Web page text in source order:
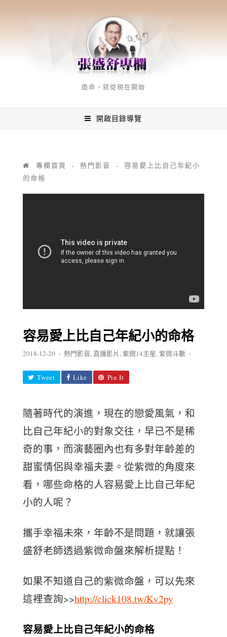
造命，就從現在開始
開啟目錄導覽
專欄首頁 ♦ 熱門影音 ♦
容易愛上比自己年紀小
的命格
容易愛上比自己年紀小的命格
2018-12-20 ♦ 熱門影音, 直播影片 ,紫微14主星,紫微斗數 ♦
Tweet Like Pin It
隨著時代的演進，現在的戀愛風氣，和
比自己年紀小的對象交往，早已不是稀
奇的事，而演藝圈內也有多對年齡差的
甜蜜情侶與幸福夫妻。從紫微的角度來
看，哪些命格的人容易愛上比自己年紀
小的人呢？
攜手幸福未來，年齡不是問題，就讓張
盛舒老師透過紫微命盤來解析提點！
如果不知道自己的紫微命盤，可以先來
這裡查詢>>http://click108.tw/Kv2py
容易愛上比自己年紀小的命格